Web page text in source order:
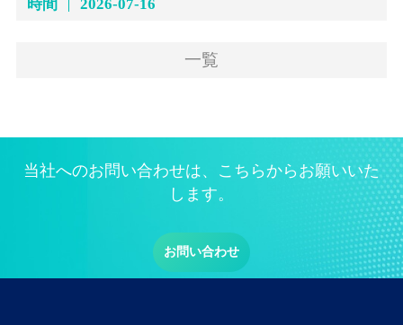
時間 2026-07-16
一覧
当社へのお問い合わせは、こちらからお願いいた
します。
お問い合わせ